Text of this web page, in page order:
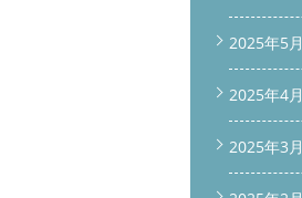
2025年5月
2025年4月
2025年3月